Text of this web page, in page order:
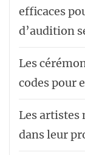
efficaces
d’audition
Les
codes pour
Les
dans leur